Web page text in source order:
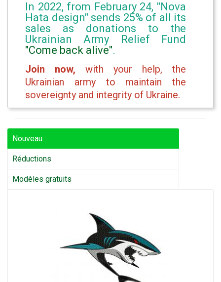
In 2022, from February 24, "Nova
Hata design" sends 25% of all its
sales as donations to the
Ukrainian Army Relief Fund
"Come back alive".
Join now, with your help, the
Ukrainian army to maintain the
sovereignty and integrity of Ukraine.
Nouveau
Réductions
Modèles gratuits